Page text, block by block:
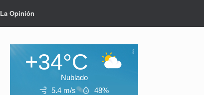
La Opinión
+34°C
Nublado
5.4 m/s
48%